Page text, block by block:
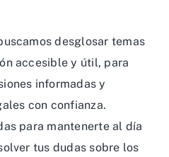
desglosar temas
accesible y útil, para
informadas y
con confianza.
para mantenerte al día
tus dudas sobre los